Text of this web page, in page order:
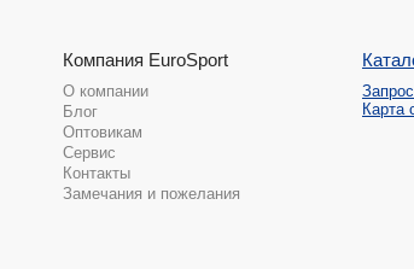
Компания EuroSport
О компании
Блог
Оптовикам
Сервис
Контакты
Замечания и пожелания
Карта